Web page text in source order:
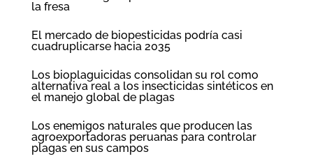
la fresa
El mercado de biopesticidas podría casi
cuadruplicarse hacia 2035
Los bioplaguicidas consolidan su rol como
alternativa real a los insecticidas sintéticos en
el manejo global de plagas
Los enemigos naturales que producen las
agroexportadoras peruanas para controlar
plagas en sus campos